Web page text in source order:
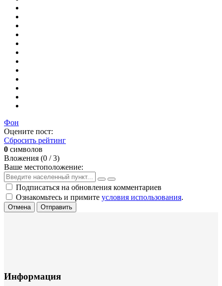
Фон
Оцените пост:
Сбросить рейтинг
0 символов
Вложения (0 / 3)
Ваше местоположение:
Подписаться на обновления комментариев
Ознакомьтесь и примите условия использования.
Отмена Отправить
Информация